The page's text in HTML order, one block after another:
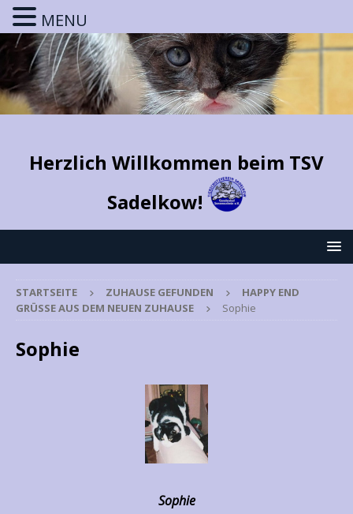
Herzlich Willkommen beim TSV
Sadelkow!
STARTSEITE ZUHAUSE GEFUNDEN
HAPPY END
GRÜSSE AUS DEM NEUEN ZUHAUSE
Sophie
Sophie
Sophie
MENU